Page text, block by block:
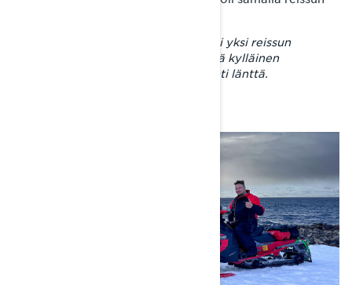
– Jäämerelle pääsy oli ehdottomasti yksi reissun
kohokohtia. En ollut kuitenkaan vielä kylläinen
matkanteon osalta, joten lähdin kohti länttä.